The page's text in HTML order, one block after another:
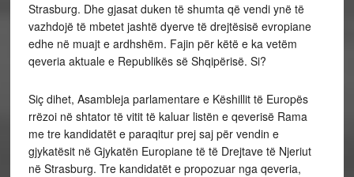
Strasburg. Dhe gjasat duken të shumta që vendi ynë të
vazhdojë të mbetet jashtë dyerve të drejtësisë evropiane
edhe në muajt e ardhshëm. Fajin për këtë e ka vetëm
qeveria aktuale e Republikës së Shqipërisë. Si?
Siç dihet, Asambleja parlamentare e Këshillit të Europës
rrëzoi në shtator të vitit të kaluar listën e qeverisë Rama
me tre kandidatët e paraqitur prej saj për vendin e
gjykatësit në Gjykatën Europiane të të Drejtave të Njeriut
në Strasburg. Tre kandidatët e propozuar nga qeveria,